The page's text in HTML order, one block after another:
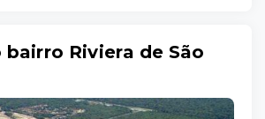
bairro Riviera de São